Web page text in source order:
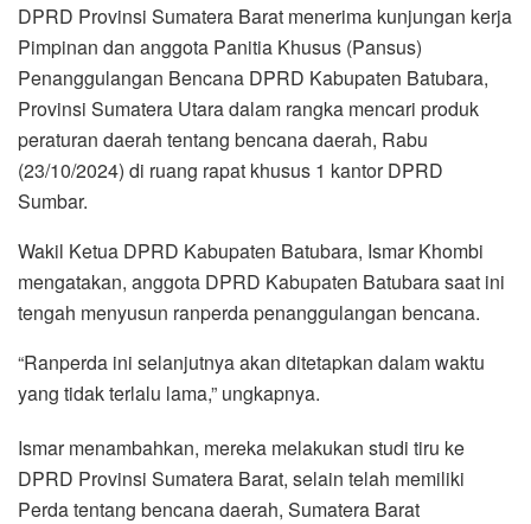
DPRD Provinsi Sumatera Barat menerima kunjungan kerja
Pimpinan dan anggota Panitia Khusus (Pansus)
Penanggulangan Bencana DPRD Kabupaten Batubara,
Provinsi Sumatera Utara dalam rangka mencari produk
peraturan daerah tentang bencana daerah, Rabu
(23/10/2024) di ruang rapat khusus 1 kantor DPRD
Sumbar.
Wakil Ketua DPRD Kabupaten Batubara, Ismar Khombi
mengatakan, anggota DPRD Kabupaten Batubara saat ini
tengah menyusun ranperda penanggulangan bencana.
“Ranperda ini selanjutnya akan ditetapkan dalam waktu
yang tidak terlalu lama,” ungkapnya.
Ismar menambahkan, mereka melakukan studi tiru ke
DPRD Provinsi Sumatera Barat, selain telah memiliki
Perda tentang bencana daerah, Sumatera Barat